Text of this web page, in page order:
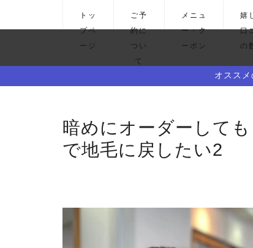
トッ
プペ
ージ
ご予
約に
つい
て
メニュ
ー・ク
ーポン
嬉
口
の
オスス
暗めにオーダーして
で地毛に戻したい2